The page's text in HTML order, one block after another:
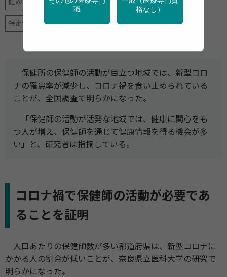
特定保健指導 産業保健 調査・統計
保健所の保健師の活動が目立つ地域では、新型コロ
ナの罹患率が減少し、コロナ禍を食い止められている
ことが、全国調査で明らかになった。
「保健師の活動が活発な地域では、健康に関心をも
つ人が増え、保健師を通じて健康情報を得る機会が多
い」と、研究者は指摘している。
コロナ禍で保健師の活動が必要であ
ることを証明
人口あたりの保健師数が多い都道府県は、新型コロナに
かかる人の割合が低いことが、奈良県立医科大学の研究で
明らかになった。
職
格なし）